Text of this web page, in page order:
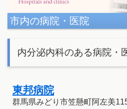
市内の病院・医院
内分泌内科のある病院・
東邦病院
群馬県みどり市笠懸町阿左美